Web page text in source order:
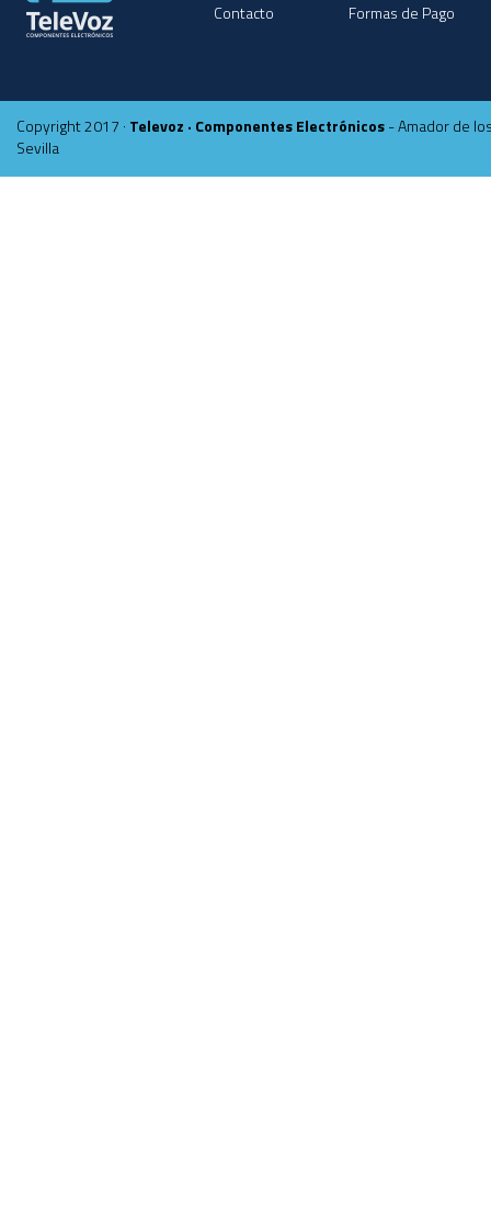
Contacto
Formas de Pago
Copyright 2017 · Televoz · Componentes Electrónicos- Amador de
Sevilla